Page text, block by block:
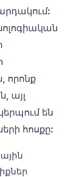
որոնք
այլ
են
հոսքը: